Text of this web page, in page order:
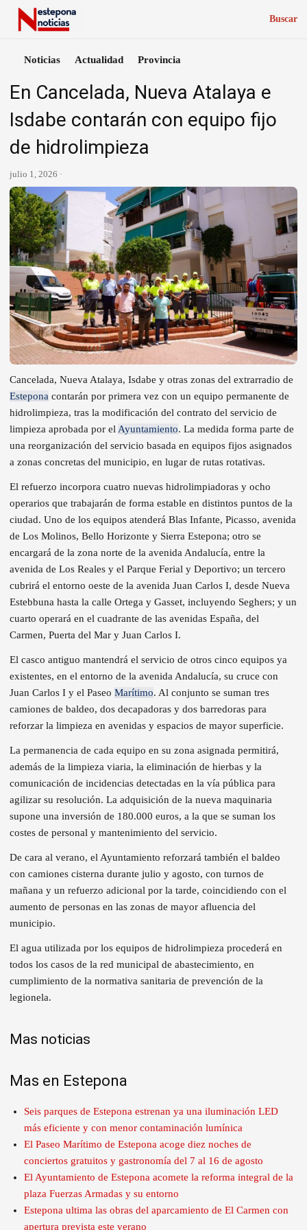
Buscar
Noticias Actualidad Provincia
En Cancelada, Nueva Atalaya e
Isdabe contarán con equipo fijo
de hidrolimpieza
julio 1, 2026 ·
Cancelada, Nueva Atalaya, Isdabe y otras zonas del extrarradio de
Estepona contarán por primera vez con un equipo permanente de
hidrolimpieza, tras la modificación del contrato del servicio de
limpieza aprobada por elAyuntamiento. La medida forma parte de
una reorganización del servicio basada en equipos fijos asignados
a zonas concretas del municipio, en lugar de rutas rotativas.
El refuerzo incorpora cuatro nuevas hidrolimpiadoras y ocho
operarios que trabajarán de forma estable en distintos puntos de la
ciudad. Uno de los equipos atenderá Blas Infante, Picasso, avenida
de Los Molinos, Bello Horizonte y Sierra Estepona; otro se
encargará de la zona norte de la avenida Andalucía, entre la
avenida de Los Reales y el Parque Ferial y Deportivo; un tercero
cubrirá el entorno oeste de la avenida Juan Carlos I, desde Nueva
Estebbuna hasta la calle Ortega y Gasset, incluyendo Seghers; y un
cuarto operará en el cuadrante de las avenidas España, del
Carmen, Puerta del Mar y Juan Carlos I.
El casco antiguo mantendrá el servicio de otros cinco equipos ya
existentes, en el entorno de la avenida Andalucía, su cruce con
Juan Carlos I y el Paseo Marítimo. Al conjunto se suman tres
camiones de baldeo, dos decapadoras y dos barredoras para
reforzar la limpieza en avenidas y espacios de mayor superficie.
La permanencia de cada equipo en su zona asignada permitirá,
además de la limpieza viaria, la eliminación de hierbas y la
comunicación de incidencias detectadas en la vía pública para
agilizar su resolución. La adquisición de la nueva maquinaria
supone una inversión de 180.000 euros, a la que se suman los
costes de personal y mantenimiento del servicio.
De cara al verano, el Ayuntamiento reforzará también el baldeo
con camiones cisterna durante julio y agosto, con turnos de
mañana y un refuerzo adicional por la tarde, coincidiendo con el
aumento de personas en las zonas de mayor afluencia del
municipio.
El agua utilizada por los equipos de hidrolimpieza procederá en
todos los casos de la red municipal de abastecimiento, en
cumplimiento de la normativa sanitaria de prevención de la
legionela.
Mas noticias
Mas en Estepona
Seis parques de Estepona estrenan ya una iluminación LED
más eficiente y con menor contaminación lumínica
El Paseo Marítimo de Estepona acoge diez noches de
conciertos gratuitos y gastronomía del 7 al 16 de agosto
El Ayuntamiento de Estepona acomete la reforma integral de la
plaza Fuerzas Armadas y su entorno
Estepona ultima las obras del aparcamiento de El Carmen con
apertura prevista este verano